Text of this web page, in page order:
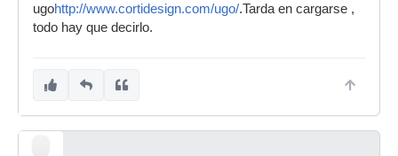
ugohttp://www.cortidesign.com/ugo/.Tarda en cargarse ,
todo hay que decirlo.